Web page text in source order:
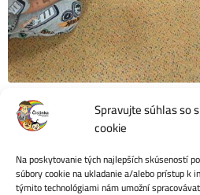
Spravujte súhlas so
cookie
Na poskytovanie tých najlepších skúseností
súbory cookie na ukladanie a/alebo prístup k
týmito technológiami nám umožní
Počet videní:4